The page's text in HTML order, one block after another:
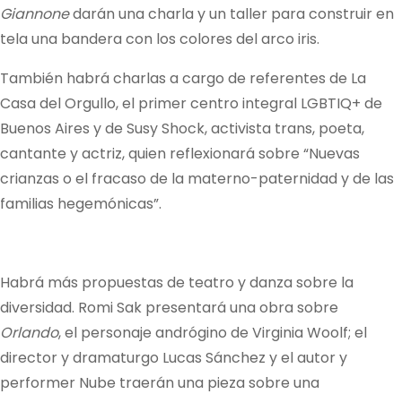
Giannonedarán una charla y un taller para construir en
tela una bandera con los colores del arco iris.
También habrá charlas a cargo de referentes de La
Casa del Orgullo, el primer centro integral LGBTIQ+ de
Buenos Aires y de Susy Shock, activista trans, poeta,
cantante y actriz, quien reflexionará sobre “Nuevas
crianzas o el fracaso de la materno-paternidad y de las
familias hegemónicas”.
Habrá más propuestas de teatro y danza sobre la
diversidad. Romi Sak presentará una obra sobre
Orlando, el personaje andrógino de Virginia Woolf; el
director y dramaturgo Lucas Sánchez y el autor y
performer Nube traerán una pieza sobre una